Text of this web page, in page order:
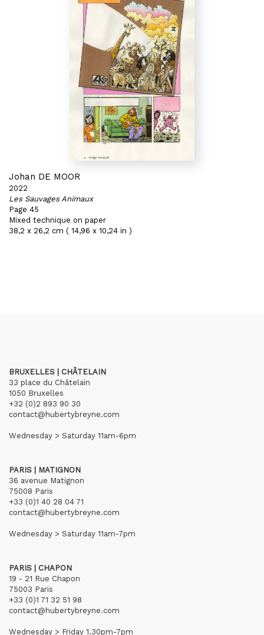
Johan DE MOOR
2022
Les Sauvages Animaux
Page 45
Mixed technique on paper
38,2 x 26,2 cm ( 14,96 x 10,24 in )
BRUXELLES | CHÂTELAIN
33 place du Châtelain
1050 Bruxelles
+32 (0)2 893 90 30
contact@hubertybreyne.com
Wednesday > Saturday 11am-6pm
PARIS | MATIGNON
36 avenue Matignon
75008 Paris
+33 (0)1 40 28 04 71
contact@hubertybreyne.com
Wednesday > Saturday 11am-7pm
PARIS | CHAPON
19 - 21 Rue Chapon
75003 Paris
+33 (0)1 71 32 51 98
contact@hubertybreyne.com
Wednesday > Friday 1.30pm-7pm